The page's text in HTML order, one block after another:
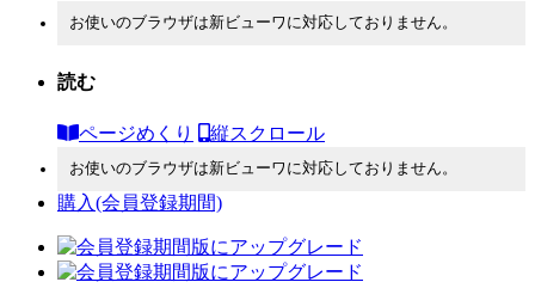
お使いのブラウザは新ビューワに対応しておりません。
読む
ページめくり 縦スクロール
お使いのブラウザは新ビューワに対応しておりません。
購入(会員登録期間)